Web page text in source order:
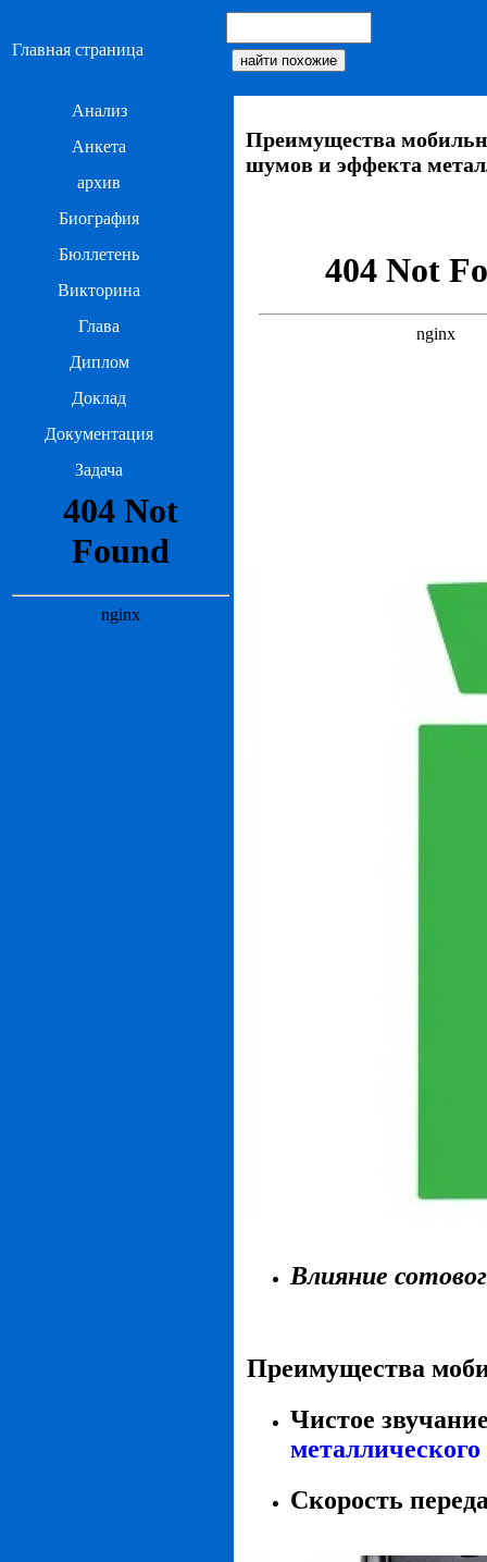
Главная страница
Анализ
Анкета
архив
Биография
Бюллетень
Викторина
Глава
Диплом
Доклад
Документация
Задача
Преимущества
шумов и эффекта
Влияние
Преимущества
Чистое
металлического
Скорость